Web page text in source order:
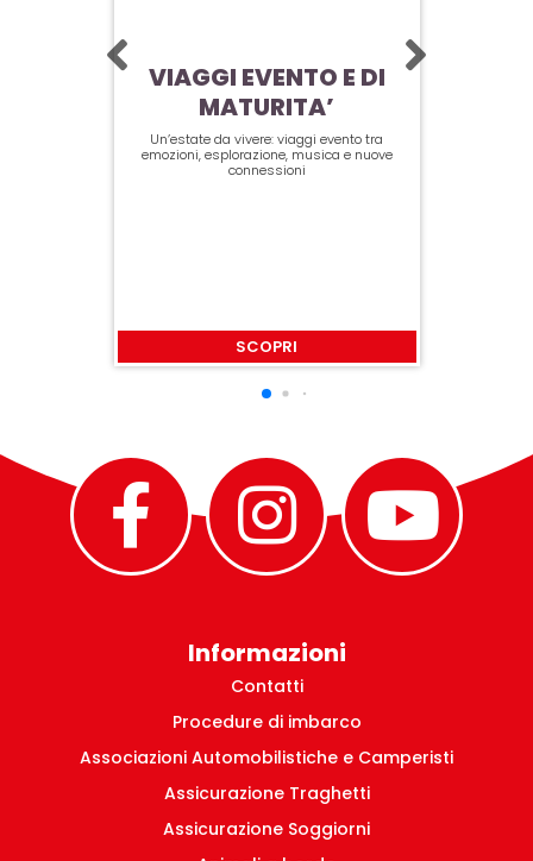
VIAGGI EVENTO E DI
MATURITA’
Un’estate da vivere: viaggi evento tra
emozioni, esplorazione, musica e nuove
connessioni
SCOPRI
Informazioni
Contatti
Procedure di imbarco
Associazioni Automobilistiche e Camperisti
Assicurazione Traghetti
Assicurazione Soggiorni